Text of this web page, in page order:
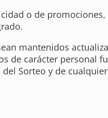
o de
mantenidos
de carácter personal
Sorteo y de